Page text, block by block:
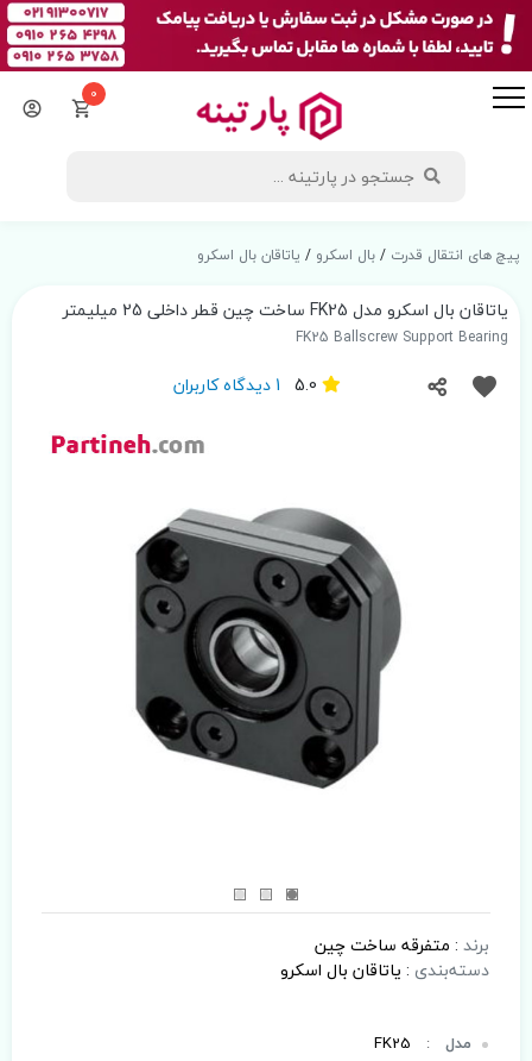
0
پیچ های انتقال قدرت /بال اسکرو / یاتاقان بال اسکرو
یاتاقان بال اسکرو مدل FK25 ساخت چین قطر داخلی 25 میلیمتر
FK25 Ballscrew Support Bearing
1 دیدگاه کاربران
برند : متفرقه ساخت چین
دسته‌بندی : یاتاقان بال اسکرو
مدل :
FK25